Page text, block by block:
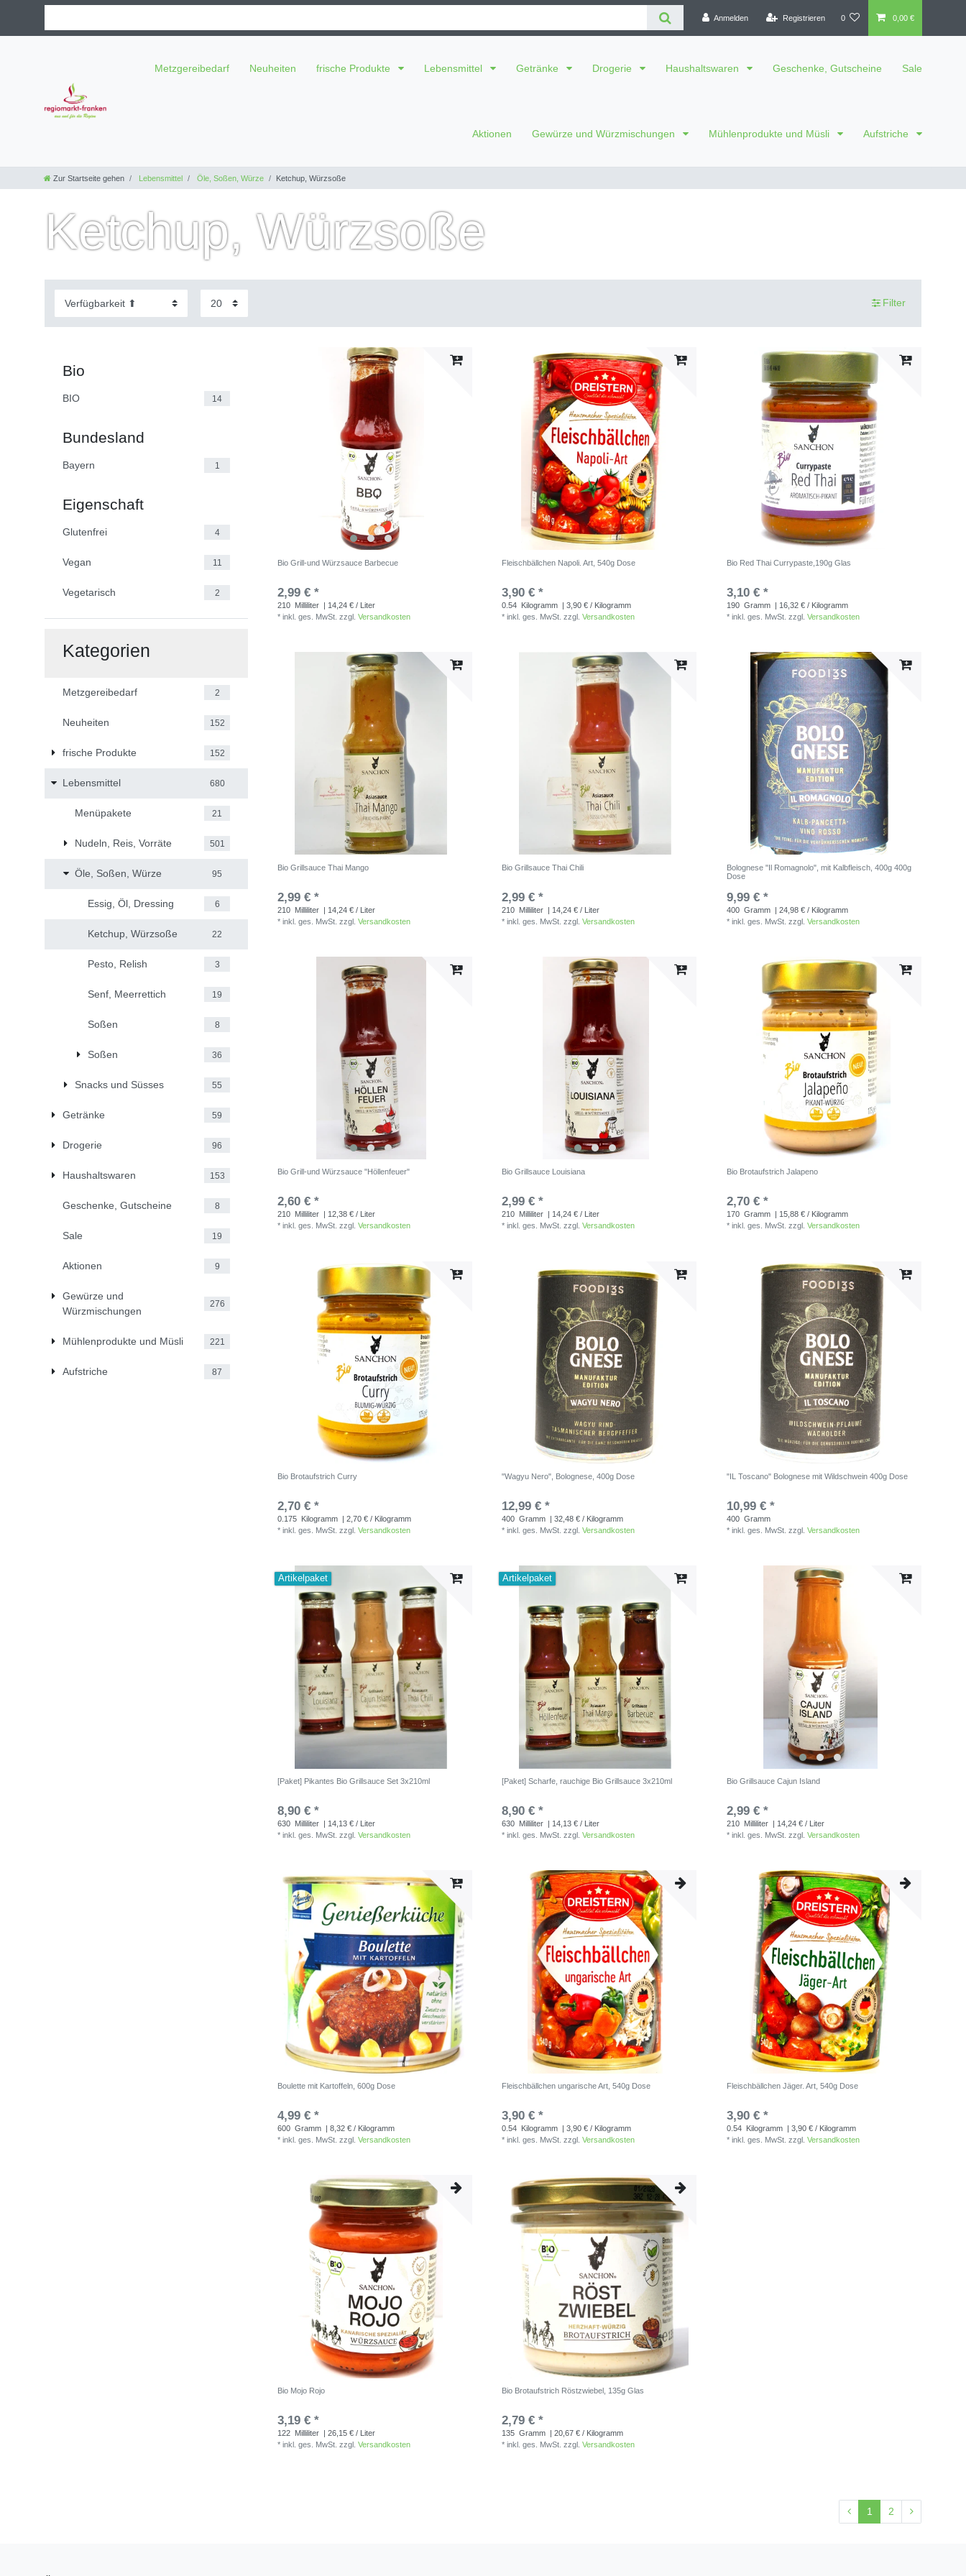
Anmelden Registrieren 0 0,00 €
Metzgereibedarf Neuheiten frische Produkte Lebensmittel Getränke Drogerie Haushaltswaren Geschenke, Gutscheine Sale
Aktionen Gewürze und Würzmischungen Mühlenprodukte und Müsli Aufstriche
Zur Startseite gehen Lebensmittel Öle, Soßen, Würze Ketchup, Würzsoße
Ketchup, Würzsoße
Filter
Bio
BIO 14
Bundesland
Bayern 1
Eigenschaft
Glutenfrei 4
Vegan 11
Vegetarisch 2
Kategorien
Metzgereibedarf 2
Neuheiten 152
frische Produkte 152
Lebensmittel 680
Menüpakete 21
Nudeln, Reis, Vorräte 501
Öle, Soßen, Würze 95
Essig, Öl, Dressing 6
Ketchup, Würzsoße 22
Pesto, Relish 3
Senf, Meerrettich 19
Soßen 8
Soßen 36
Snacks und Süsses 55
Getränke 59
Drogerie 96
Haushaltswaren 153
Geschenke, Gutscheine 8
Sale 19
Aktionen 9
Gewürze und
Würzmischungen
276
Mühlenprodukte und Müsli 221
Aufstriche 87
Bio Grill-und Würzsauce Barbecue
2,99 € *
210 Milliliter
| 14,24 € / Liter
* inkl. ges. MwSt. zzgl. Versandkosten
Fleischbällchen Napoli. Art, 540g Dose
3,90 € *
0.54 Kilogramm | 3,90 € / Kilogramm
*inkl. ges. MwSt. zzgl.Versandkosten
Bio Red Thai Currypaste,190g Glas
3,10 € *
190 Gramm
| 16,32 € / Kilogramm
* inkl. ges. MwSt. zzgl. Versandkosten
Bio Grillsauce Thai Mango
2,99 € *
210 Milliliter
| 14,24 € / Liter
* inkl. ges. MwSt. zzgl. Versandkosten
Bio Grillsauce Thai Chili
2,99 € *
210 Milliliter | 14,24 € / Liter
*inkl. ges. MwSt. zzgl.Versandkosten
Bolognese "Il Romagnolo", mit Kalbfleisch, 400g 400g
Dose
9,99 € *
400 Gramm
| 24,98 € / Kilogramm
* inkl. ges. MwSt. zzgl. Versandkosten
Bio Grill-und Würzsauce "Höllenfeuer"
2,60 € *
210 Milliliter
| 12,38 € / Liter
* inkl. ges. MwSt. zzgl. Versandkosten
Bio Grillsauce Louisiana
2,99 € *
210 Milliliter
| 14,24 € / Liter
*inkl. ges. MwSt. zzgl.Versandkosten
Bio Brotaufstrich Jalapeno
2,70 € *
170 Gramm
| 15,88 € / Kilogramm
* inkl. ges. MwSt. zzgl. Versandkosten
Bio Brotaufstrich Curry
2,70 € *
0.175 Kilogramm
| 2,70 € / Kilogramm
* inkl. ges. MwSt. zzgl. Versandkosten
"Wagyu Nero", Bolognese, 400g Dose
12,99 € *
400 Gramm
| 32,48 € / Kilogramm
*inkl. ges. MwSt. zzgl.Versandkosten
"IL Toscano" Bolognese mit Wildschwein 400g Dose
10,99 € *
400 Gramm
* inkl. ges. MwSt. zzgl. Versandkosten
Artikelpaket
[Paket] Pikantes Bio Grillsauce Set 3x210ml
8,90 € *
630 Milliliter
| 14,13 € / Liter
* inkl. ges. MwSt. zzgl. Versandkosten
Artikelpaket
[Paket] Scharfe, rauchige Bio Grillsauce 3x210ml
8,90 € *
630 Milliliter | 14,13 € / Liter
*inkl. ges. MwSt. zzgl.Versandkosten
Bio Grillsauce Cajun Island
2,99 € *
210 Milliliter
| 14,24 € / Liter
* inkl. ges. MwSt. zzgl. Versandkosten
Boulette mit Kartoffeln, 600g Dose
4,99 € *
600 Gramm
| 8,32 € / Kilogramm
* inkl. ges. MwSt. zzgl. Versandkosten
Fleischbällchen ungarische Art, 540g Dose
3,90 € *
0.54 Kilogramm | 3,90 € / Kilogramm
*inkl. ges. MwSt. zzgl.Versandkosten
Fleischbällchen Jäger. Art, 540g Dose
3,90 € *
0.54 Kilogramm
| 3,90 € / Kilogramm
* inkl. ges. MwSt. zzgl. Versandkosten
Bio Mojo Rojo
3,19 € *
122 Milliliter
| 26,15 € / Liter
* inkl. ges. MwSt. zzgl. Versandkosten
Bio Brotaufstrich Röstzwiebel, 135g Glas
2,79 € *
135 Gramm | 20,67 € / Kilogramm
*inkl. ges. MwSt. zzgl.Versandkosten
1 2